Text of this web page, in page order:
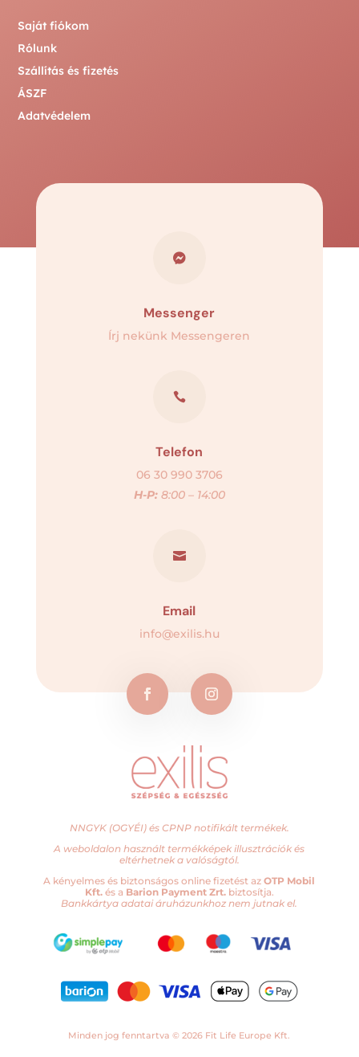
Exilis
Saját fiókom
Rólunk
Szállítás és fizetés
ÁSZF
Adatvédelem

Messenger
Írj nekünk Messengeren

Telefon
06 30 990 3706
H-P:8:00 – 14:00

Email
info@exilis.hu
NNGYK (OGYÉI) és CPNP notifikált termékek.
A weboldalon használt termékképek illusztrációk és
eltérhetnek a valóságtól.
A kényelmes és biztonságos online fizetést azOTP Mobil
Kft.és a Barion Payment Zrt.biztosítja.
Bankkártya adatai áruházunkhoz nem jutnak el.
Minden jog fenntartva © 2026 Fit Life Europe Kft.